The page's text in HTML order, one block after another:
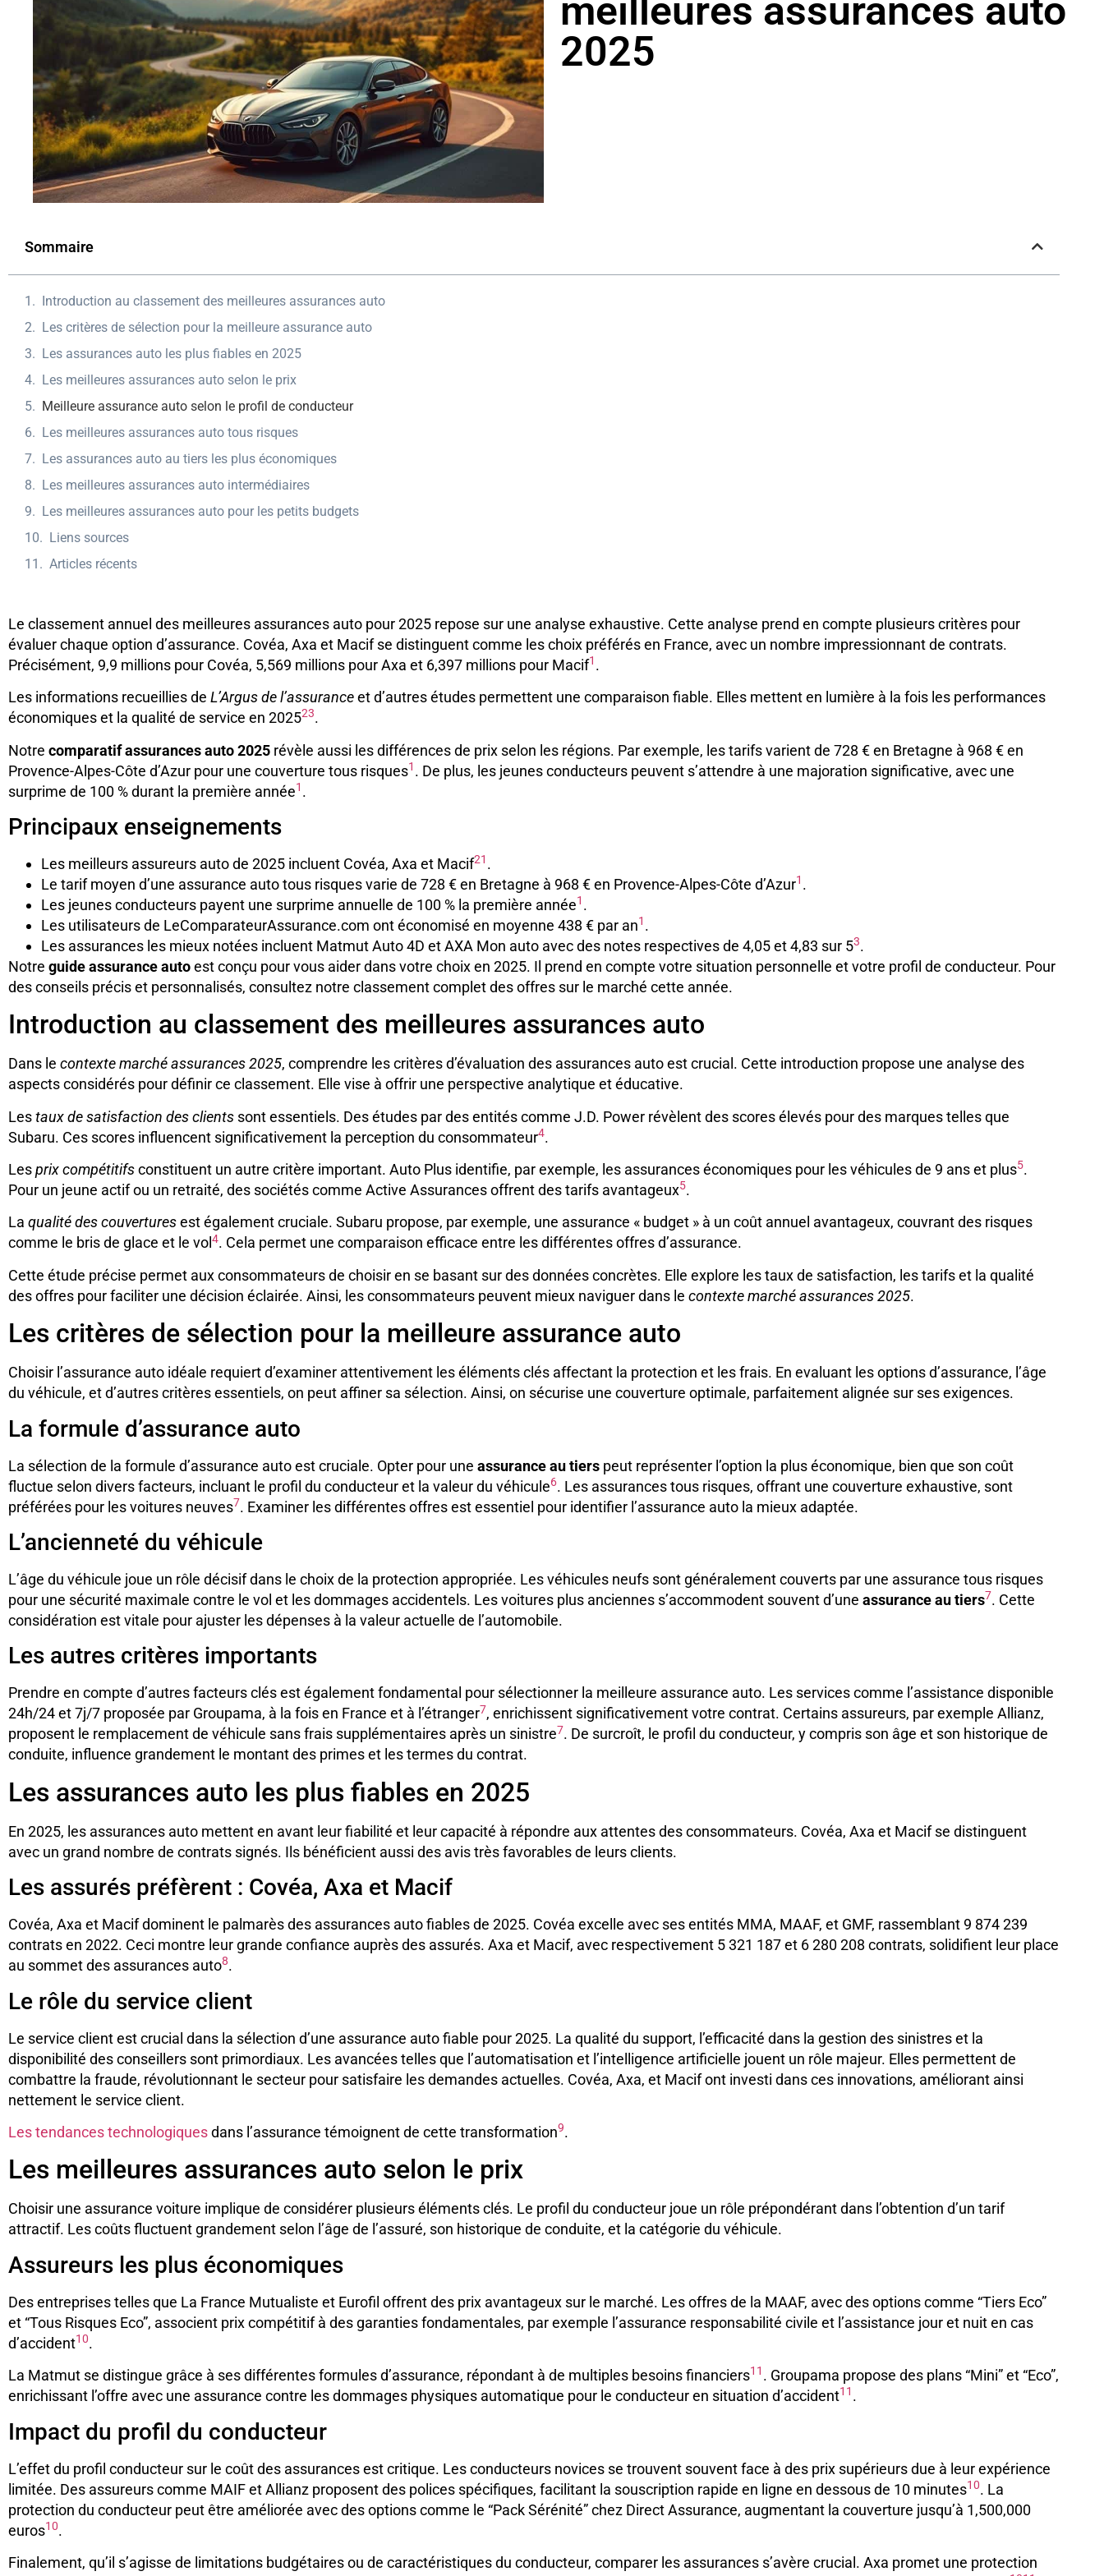
meilleures assurances auto
2025
Sommaire
Introduction au classement des meilleures assurances auto
Les critères de sélection pour la meilleure assurance auto
Les assurances auto les plus fiables en 2025
Les meilleures assurances auto selon le prix
Meilleure assurance auto selon le profil de conducteur
Les meilleures assurances auto tous risques
Les assurances auto au tiers les plus économiques
Les meilleures assurances auto intermédiaires
Les meilleures assurances auto pour les petits budgets
Liens sources
Articles récents
Le classement annuel des meilleures assurances auto pour 2025 repose sur une analyse exhaustive. Cette analyse prend en compte plusieurs critères pour
évaluer chaque option d’assurance. Covéa, Axa et Macif se distinguent comme les choix préférés en France, avec un nombre impressionnant de contrats.
Précisément, 9,9 millions pour Covéa, 5,569 millions pour Axa et 6,397 millions pour Macif1 .
Les informations recueillies de L’Argus de l’assuranceet d’autres études permettent une comparaison fiable. Elles mettent en lumière à la fois les performances
économiques et la qualité de service en 202523.
Notre comparatif assurances auto 2025 révèle aussi les différences de prix selon les régions. Par exemple, les tarifs varient de 728 € en Bretagne à 968 € en
Provence-Alpes-Côte d’Azur pour une couverture tous risques1 . De plus, les jeunes conducteurs peuvent s’attendre à une majoration significative, avec une
surprime de 100 % durant la première année1 .
Principaux enseignements
Les meilleurs assureurs auto de 2025 incluent Covéa, Axa et Macif21 .
Le tarif moyen d’une assurance auto tous risques varie de 728 € en Bretagne à 968 € en Provence-Alpes-Côte d’Azur1 .
Les jeunes conducteurs payent une surprime annuelle de 100 % la première année1 .
Les utilisateurs de LeComparateurAssurance.com ont économisé en moyenne 438 € par an1 .
Les assurances les mieux notées incluent Matmut Auto 4D et AXA Mon auto avec des notes respectives de 4,05 et 4,83 sur 53.
Notre guide assurance autoest conçu pour vous aider dans votre choix en 2025. Il prend en compte votre situation personnelle et votre profil de conducteur. Pour
des conseils précis et personnalisés, consultez notre classement complet des offres sur le marché cette année.
Introduction au classement des meilleures assurances auto
Dans le contexte marché assurances 2025, comprendre les critères d’évaluation des assurances auto est crucial. Cette introduction propose une analyse des
aspects considérés pour définir ce classement. Elle vise à offrir une perspective analytique et éducative.
Lestaux de satisfaction des clients sont essentiels. Des études par des entités comme J.D. Power révèlent des scores élevés pour des marques telles que
Subaru. Ces scores influencent significativement la perception du consommateur4.
Lesprix compétitifsconstituent un autre critère important. Auto Plus identifie, par exemple, les assurances économiques pour les véhicules de 9 ans et plus5.
Pour un jeune actif ou un retraité, des sociétés comme Active Assurances offrent des tarifs avantageux5.
La qualité des couverturesest également cruciale. Subaru propose, par exemple, une assurance « budget » à un coût annuel avantageux, couvrant des risques
comme le bris de glace et le vol 4. Cela permet une comparaison efficace entre les différentes offres d’assurance.
Cette étude précise permet aux consommateurs de choisir en se basant sur des données concrètes. Elle explore les taux de satisfaction, les tarifs et la qualité
des offres pour faciliter une décision éclairée. Ainsi, les consommateurs peuvent mieux naviguer dans le contexte marché assurances 2025.
Les critères de sélection pour la meilleure assurance auto
Choisir l’assurance auto idéale requiert d’examiner attentivement les éléments clés affectant la protection et les frais. En evaluant les options d’assurance, l’âge
du véhicule, et d’autres critères essentiels, on peut affiner sa sélection. Ainsi, on sécurise une couverture optimale, parfaitement alignée sur ses exigences.
La formule d’assurance auto
La sélection de la formule d’assurance auto est cruciale. Opter pour une assurance au tiers peut représenter l’option la plus économique, bien que son coût
fluctue selon divers facteurs, incluant le profil du conducteur et la valeur du véhicule6. Les assurances tous risques, offrant une couverture exhaustive, sont
préférées pour les voitures neuves7. Examiner les différentes offres est essentiel pour identifier l’assurance auto la mieux adaptée.
L’ancienneté du véhicule
L’âge du véhicule joue un rôle décisif dans le choix de la protection appropriée. Les véhicules neufs sont généralement couverts par une assurance tous risques
pour une sécurité maximale contre le vol et les dommages accidentels. Les voitures plus anciennes s’accommodent souvent d’une assurance au tiers7. Cette
considération est vitale pour ajuster les dépenses à la valeur actuelle de l’automobile.
Les autres critères importants
Prendre en compte d’autres facteurs clés est également fondamental pour sélectionner la meilleure assurance auto. Les services comme l’assistance disponible
24h/24 et 7j/7 proposée par Groupama, à la fois en France et à l’étranger7, enrichissent significativement votre contrat. Certains assureurs, par exemple Allianz,
proposent le remplacement de véhicule sans frais supplémentaires après un sinistre7. De surcroît, le profil du conducteur, y compris son âge et son historique de
conduite, influence grandement le montant des primes et les termes du contrat.
Les assurances auto les plus fiables en 2025
En 2025, les assurances auto mettent en avant leur fiabilité et leur capacité à répondre aux attentes des consommateurs. Covéa, Axa et Macif se distinguent
avec un grand nombre de contrats signés. Ils bénéficient aussi des avis très favorables de leurs clients.
Les assurés préfèrent : Covéa, Axa et Macif
Covéa, Axa et Macif dominent le palmarès des assurances auto fiables de 2025. Covéa excelle avec ses entités MMA, MAAF, et GMF, rassemblant 9 874 239
contrats en 2022. Ceci montre leur grande confiance auprès des assurés. Axa et Macif, avec respectivement 5 321 187 et 6 280 208 contrats, solidifient leur place
au sommet des assurances auto8.
Le rôle du service client
Le service client est crucial dans la sélection d’une assurance auto fiable pour 2025. La qualité du support, l’efficacité dans la gestion des sinistres et la
disponibilité des conseillers sont primordiaux. Les avancées telles que l’automatisation et l’intelligence artificielle jouent un rôle majeur. Elles permettent de
combattre la fraude, révolutionnant le secteur pour satisfaire les demandes actuelles. Covéa, Axa, et Macif ont investi dans ces innovations, améliorant ainsi
nettement le service client.
Les tendances technologiquesdans l’assurance témoignent de cette transformation9.
Les meilleures assurances auto selon le prix
Choisir une assurance voiture implique de considérer plusieurs éléments clés. Le profil du conducteur joue un rôle prépondérant dans l’obtention d’un tarif
attractif. Les coûts fluctuent grandement selon l’âge de l’assuré, son historique de conduite, et la catégorie du véhicule.
Assureurs les plus économiques
Des entreprises telles que La France Mutualiste et Eurofil offrent des prix avantageux sur le marché. Les offres de la MAAF, avec des options comme “Tiers Eco”
et “Tous Risques Eco”, associent prix compétitif à des garanties fondamentales, par exemple l’assurance responsabilité civile et l’assistance jour et nuit en cas
d’accident10.
La Matmut se distingue grâce à ses différentes formules d’assurance, répondant à de multiples besoins financiers11 . Groupama propose des plans “Mini” et “Eco”,
enrichissant l’offre avec une assurance contre les dommages physiques automatique pour le conducteur en situation d’accident11 .
Impact du profil du conducteur
L’effet du profil conducteur sur le coût des assurances est critique. Les conducteurs novices se trouvent souvent face à des prix supérieurs due à leur expérience
limitée. Des assureurs comme MAIF et Allianz proposent des polices spécifiques, facilitant la souscription rapide en ligne en dessous de 10 minutes10. La
protection du conducteur peut être améliorée avec des options comme le “Pack Sérénité” chez Direct Assurance, augmentant la couverture jusqu’à 1,500,000
euros10.
Finalement, qu’il s’agisse de limitations budgétaires ou de caractéristiques du conducteur, comparer les assurances s’avère crucial. Axa promet une protection